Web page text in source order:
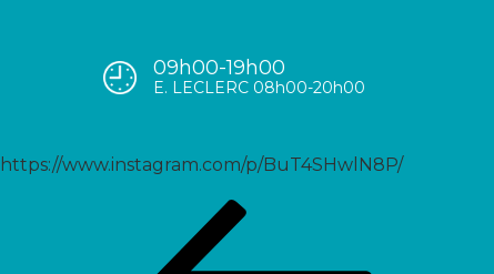
09h00-19h00
E. LECLERC 08h00-20h00
https://www.instagram.com/p/BuT4SHwlN8P/